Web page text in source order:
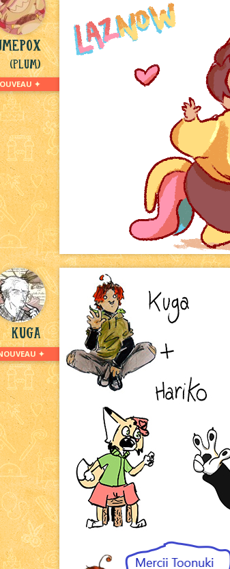
(Plum)
✦
kuga
✦